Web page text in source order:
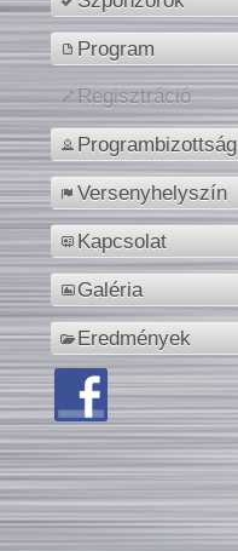
Program
Regisztráció
Programbizottság
Versenyhelyszín
Kapcsolat
Galéria
Eredmények